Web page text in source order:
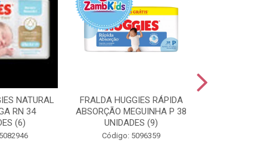
NATURAL
RN 34
(6)
FRALDA HUGGIES RÁPIDA
ABSORÇÃO MEGUINHA P 38
UNIDADES (9)
Código: 5096359